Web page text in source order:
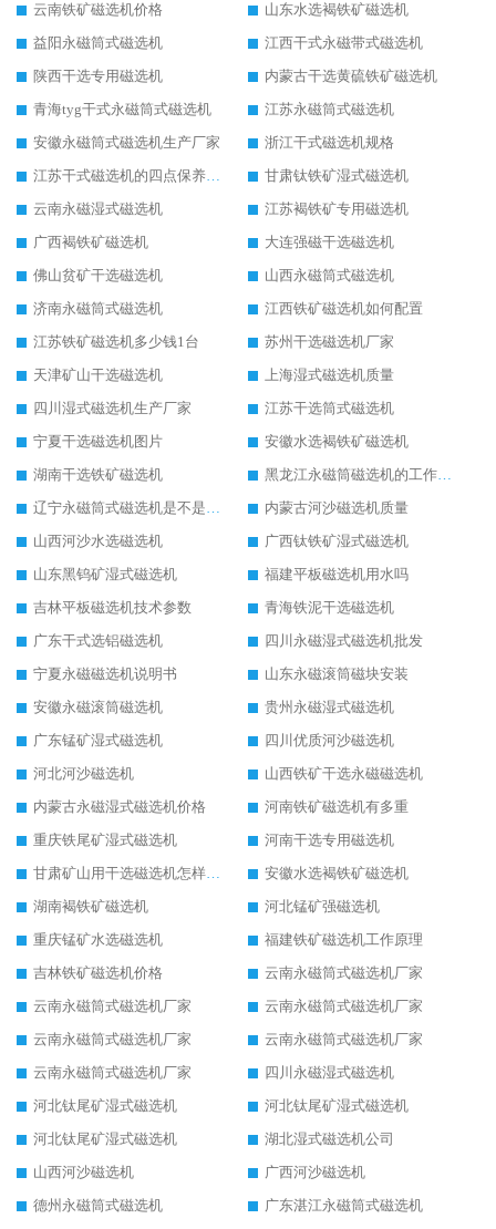
云南铁矿磁选机价格
山东水选褐铁矿磁选机
益阳永磁筒式磁选机
江西干式永磁带式磁选机
陕西干选专用磁选机
内蒙古干选黄硫铁矿磁选机
青海tyg干式永磁筒式磁选机
江苏永磁筒式磁选机
安徽永磁筒式磁选机生产厂家
浙江干式磁选机规格
江苏干式磁选机的四点保养秘籍
甘肃钛铁矿湿式磁选机
云南永磁湿式磁选机
江苏褐铁矿专用磁选机
广西褐铁矿磁选机
大连强磁干选磁选机
佛山贫矿干选磁选机
山西永磁筒式磁选机
济南永磁筒式磁选机
江西铁矿磁选机如何配置
江苏铁矿磁选机多少钱1台
苏州干选磁选机厂家
天津矿山干选磁选机
上海湿式磁选机质量
四川湿式磁选机生产厂家
江苏干选筒式磁选机
宁夏干选磁选机图片
安徽水选褐铁矿磁选机
湖南干选铁矿磁选机
黑龙江永磁筒磁选机的工作原理
辽宁永磁筒式磁选机是不是强磁
内蒙古河沙磁选机质量
山西河沙水选磁选机
广西钛铁矿湿式磁选机
山东黑钨矿湿式磁选机
福建平板磁选机用水吗
吉林平板磁选机技术参数
青海铁泥干选磁选机
广东干式选铝磁选机
四川永磁湿式磁选机批发
宁夏永磁磁选机说明书
山东永磁滚筒磁块安装
安徽永磁滚筒磁选机
贵州永磁湿式磁选机
广东锰矿湿式磁选机
四川优质河沙磁选机
河北河沙磁选机
山西铁矿干选永磁磁选机
内蒙古永磁湿式磁选机价格
河南铁矿磁选机有多重
重庆铁尾矿湿式磁选机
河南干选专用磁选机
甘肃矿山用干选磁选机怎样调磁
安徽水选褐铁矿磁选机
湖南褐铁矿磁选机
河北锰矿强磁选机
重庆锰矿水选磁选机
福建铁矿磁选机工作原理
吉林铁矿磁选机价格
云南永磁筒式磁选机厂家
云南永磁筒式磁选机厂家
云南永磁筒式磁选机厂家
云南永磁筒式磁选机厂家
云南永磁筒式磁选机厂家
云南永磁筒式磁选机厂家
四川永磁湿式磁选机
河北钛尾矿湿式磁选机
河北钛尾矿湿式磁选机
河北钛尾矿湿式磁选机
湖北湿式磁选机公司
山西河沙磁选机
广西河沙磁选机
德州永磁筒式磁选机
广东湛江永磁筒式磁选机